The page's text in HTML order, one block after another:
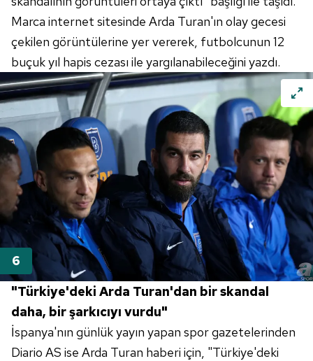
6698 sayılı Kişisel Verilerin Korunması Kanunu uyarınca
hazırlanmış Aydınlatma Metnimizi okumak ve sitemizde
ilgili mevzuata uygun olarak kullanılan çerezlerle ilgili bilgi
almak için lütfentıklayınız.
Marca internet sitesinde Arda Turan'ın olay gecesi
çekilen görüntülerine yer vererek, futbolcunun 12
buçuk yıl hapis cezası ile yargılanabileceğini yazdı.
"Türkiye'deki Arda Turan'dan bir skandal
daha, bir şarkıcıyı vurdu"
İspanya'nın günlük yayın yapan spor gazetelerinden
Diario AS ise Arda Turan haberi için, "Türkiye'deki